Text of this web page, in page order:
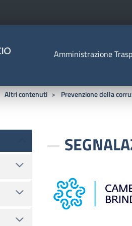
D'ITALIA
Amministrazione
Altri contenuti Prevenzione della